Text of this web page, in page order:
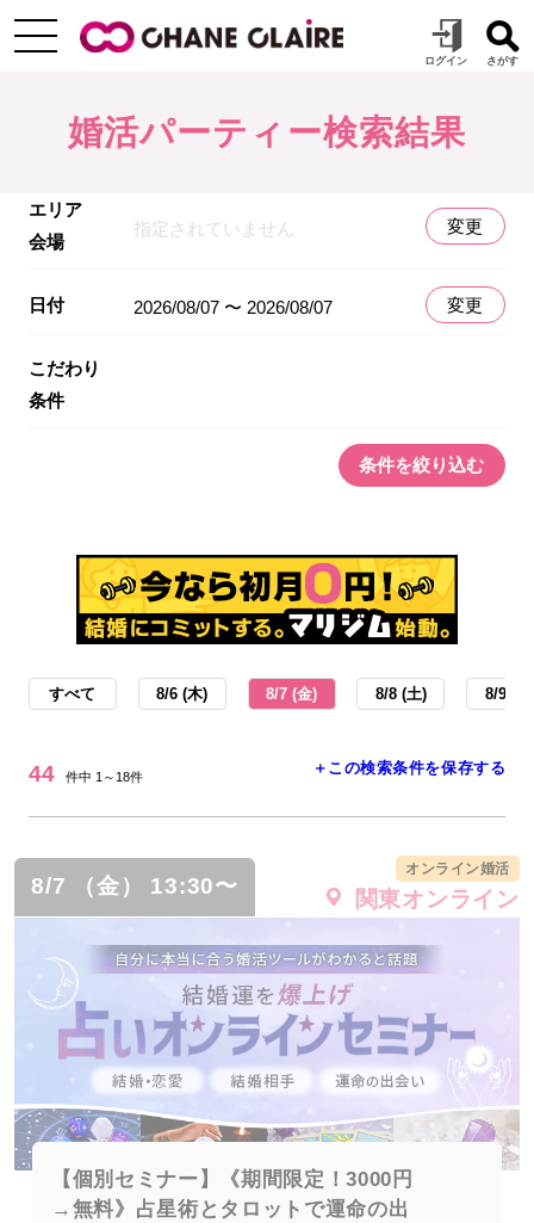
婚活パーティー検索結果
エリア
会場
指定されていません 変更
日付 2026/08/07 〜 2026/08/07 変更
こだわり
条件
条件を絞り込む
すべて 8/6 (木) 8/7 (金) 8/8 (土) 8/9 (日
44 件中 1～18件 ＋この検索条件を保存する
8/7 （金） 13:30〜
オンライン婚活
関東オンライン
【個別セミナー】《期間限定！3000円
→無料》占星術とタロットで運命の出